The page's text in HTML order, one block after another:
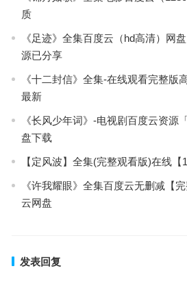
质
《足迹》全集百度云（hd高清）网
源已分享
《十二封信》全集-在线观看完整版
最新
《长风少年词》-电视剧百度云资源
盘下载
【定风波】全集(完整观看版)在线【
《许我耀眼》全集百度云无删减【
云网盘
发表回复